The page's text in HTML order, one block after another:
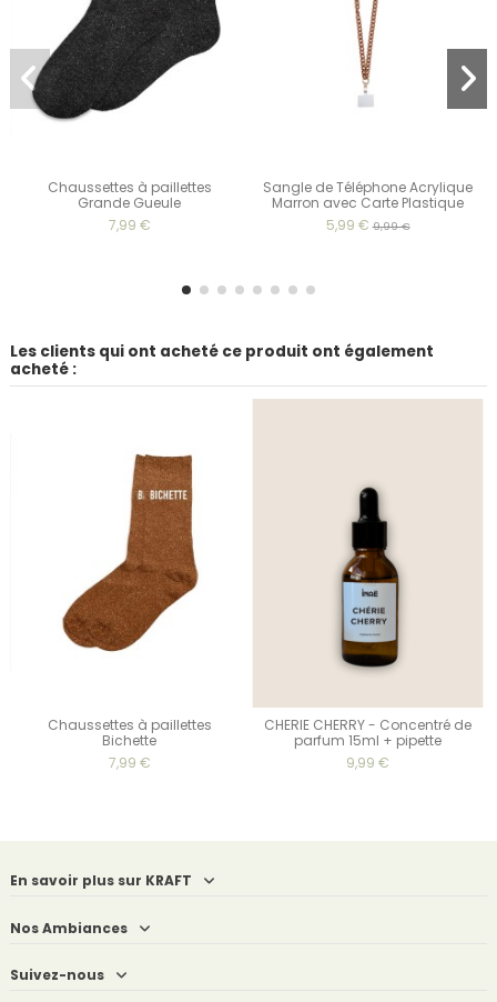
Chaussettes à paillettes
Grande Gueule
7,99 €
Sangle de Téléphone Acrylique
Marron avec Carte Plastique
5,99 €9,99 €
Les clients qui ont acheté ce produit ont également
acheté :
Chaussettes à paillettes
Bichette
7,99 €
CHERIE CHERRY - Concentré de
parfum 15ml + pipette
9,99 €
En savoir plus sur KRAFT
Nos Ambiances
Suivez-nous